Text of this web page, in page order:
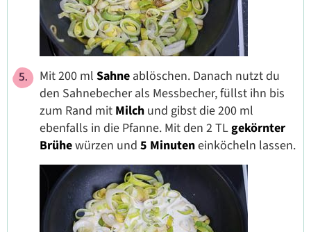
Mit 200 ml Sahne ablöschen. Danach nutzt du
den Sahnebecher als Messbecher, füllst ihn bis
zum Rand mit Milch und gibst die 200 ml
ebenfalls in die Pfanne. Mit den 2 TLgekörnter
Brühewürzen und 5 Minuteneinköcheln lassen.